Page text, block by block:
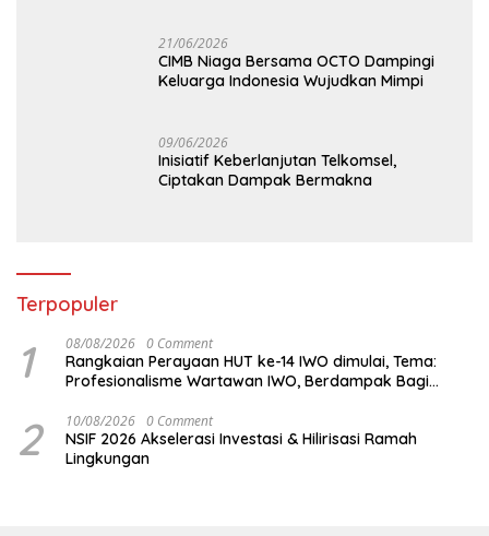
21/06/2026
CIMB Niaga Bersama OCTO Dampingi
Keluarga Indonesia Wujudkan Mimpi
09/06/2026
Inisiatif Keberlanjutan Telkomsel,
Ciptakan Dampak Bermakna
Terpopuler
1 08/08/2026 0 Comment
Rangkaian Perayaan HUT ke-14 IWO dimulai, Tema:
Profesionalisme Wartawan IWO, Berdampak Bagi
2 10/08/2026 0 Comment
NSIF 2026 Akselerasi Investasi & Hilirisasi Ramah
Lingkungan